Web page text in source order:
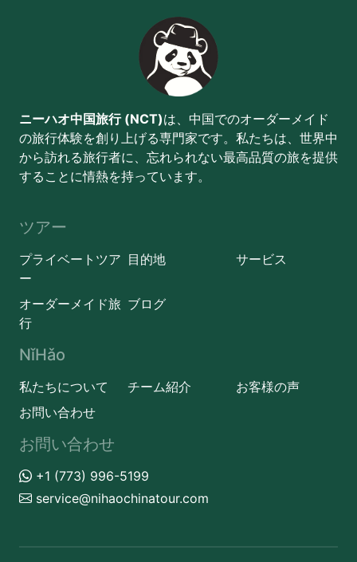
ニーハオ中国旅行 (NCT)は、中国でのオーダーメイド
の旅行体験を創り上げる専門家です。私たちは、世界中
から訪れる旅行者に、忘れられない最高品質の旅を提供
することに情熱を持っています。
ツアー
プライベートツア
ー
目的地 サービス
オーダーメイド旅
行
ブログ
NǐHǎo
私たちについて チーム紹介
お客様の声
お問い合わせ
お問い合わせ
+1 (773) 996-5199
service@nihaochinatour.com